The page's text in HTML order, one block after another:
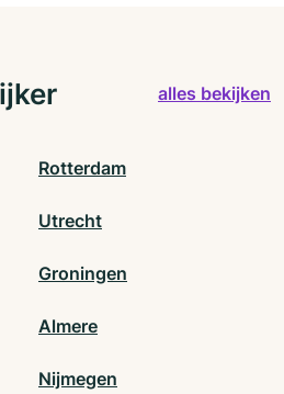
alles bekijken
Rotterdam
Utrecht
Groningen
Almere
Nijmegen